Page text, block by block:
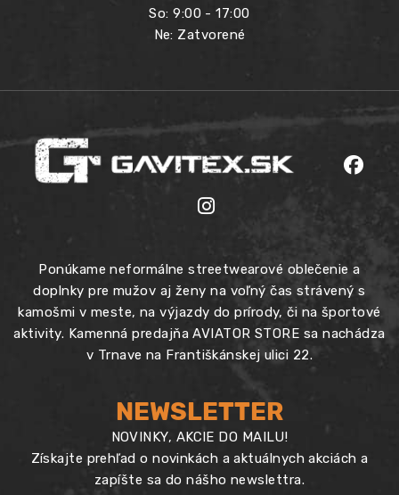
So: 9:00 - 17:00
Ne: Zatvorené
Ponúkame neformálne streetwearové oblečenie a
doplnky pre mužov aj ženy na voľný čas strávený s
kamošmi v meste, na výjazdy do prírody, či na športové
aktivity. Kamenná predajňa AVIATOR STORE sa nachádza
v Trnave na Františkánskej ulici 22.
NEWSLETTER
NOVINKY, AKCIE DO MAILU!
Získajte prehľad o novinkách a aktuálnych akciách a
zapíšte sa do nášho newslettra.